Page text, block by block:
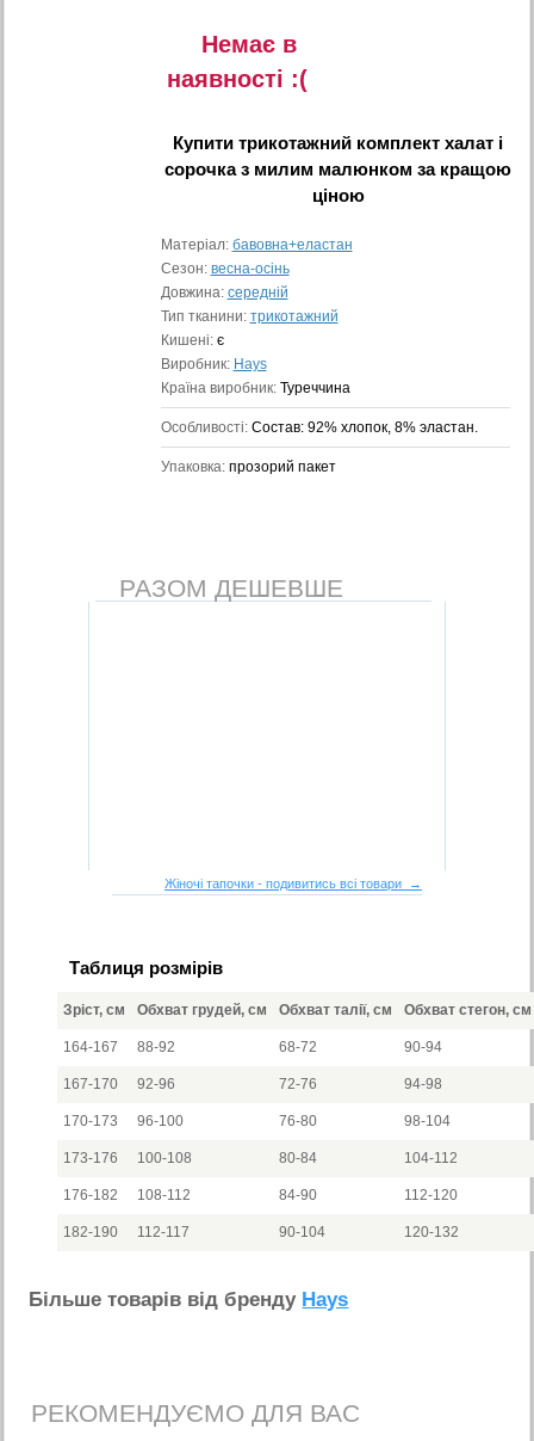
Немає в
наявностi :(
Купититрикотажний комплект халат і
сорочка з милим малюнком за кращою
ціною
Матеріал: бавовна+еластан
Сезон: весна-осінь
Довжина: середній
Тип тканини: трикотажний
Кишені: є
Виробник: Hays
Країна виробник: Туреччина
Особливості: Состав: 92% хлопок, 8% эластан.
Упаковка: прозорий пакет
РАЗОМ ДЕШЕВШЕ
Жіночі тапочки - подивитись всі товари →
Таблиця розмірів
Зріст, см Обхват грудей, см Обхват талії, см Обхват стегон, см
164-167 88-92 68-72 90-94
167-170 92-96 72-76 94-98
170-173 96-100 76-80 98-104
173-176 100-108 80-84 104-112
176-182 108-112 84-90 112-120
182-190 112-117 90-104 120-132
Бiльше товарiв вiд бренду Hays
РЕКОМЕНДУЄМО ДЛЯ ВАС